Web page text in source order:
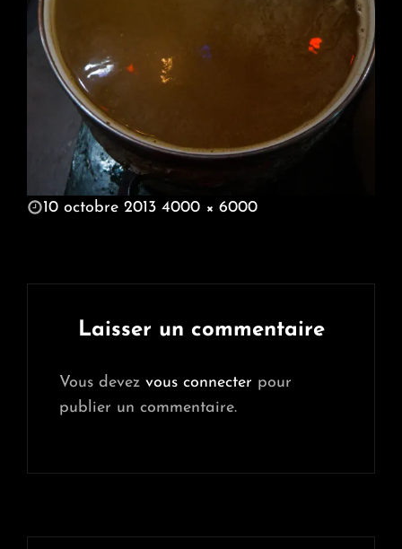
POSTED
10 octobre 2013 4000 × 6000
Laisser un commentaire
Vous devez vous connecter pour
publier un commentaire.